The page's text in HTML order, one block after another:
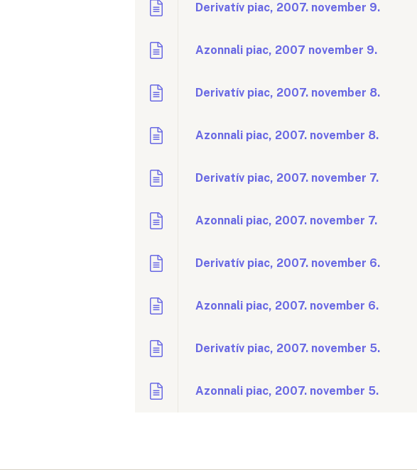
Derivatív piac, 2007. november 9.
Azonnali piac, 2007 november 9.
Derivatív piac, 2007. november 8.
Azonnali piac, 2007. november 8.
Derivatív piac, 2007. november 7.
Azonnali piac, 2007. november 7.
Derivatív piac, 2007. november 6.
Azonnali piac, 2007. november 6.
Derivatív piac, 2007. november 5.
Azonnali piac, 2007. november 5.